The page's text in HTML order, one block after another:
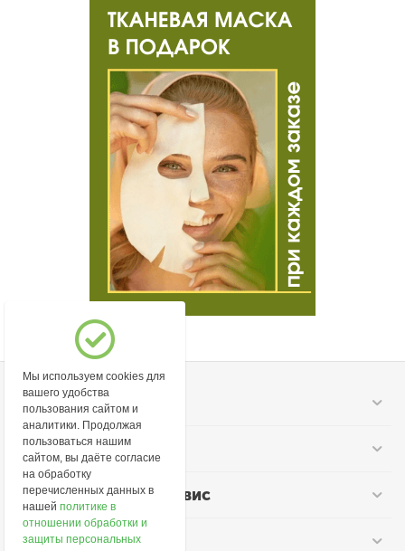
Моя учетная запись
Информация
Покупательский сервис
Контакты
Мы используем cookies для
вашего удобства
пользования сайтом и
аналитики. Продолжая
пользоваться нашим
сайтом, вы даёте согласие
на обработку
перечисленных данных в
нашейполитике в
отношении обработки и
защиты персональных